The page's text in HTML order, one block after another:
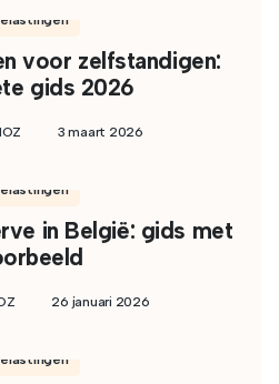
voor zelfstandigen:
gids 2026
3 maart 2026
in België: gids met
26 januari 2026